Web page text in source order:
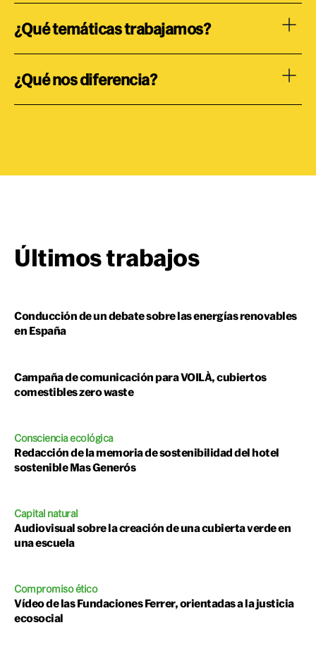
¿Qué temáticas trabajamos?
¿Qué nos diferencia?
Últimos trabajos
Conducción de un debate sobre las energías renovables
en España
Campaña de comunicación para VOILÀ, cubiertos
comestibles zero waste
Consciencia ecológica
Redacción de la memoria de sostenibilidad del hotel
sostenible Mas Generós
Capital natural
Audiovisual sobre la creación de una cubierta verde en
una escuela
Compromiso ético
Vídeo de las Fundaciones Ferrer, orientadas a la justicia
ecosocial